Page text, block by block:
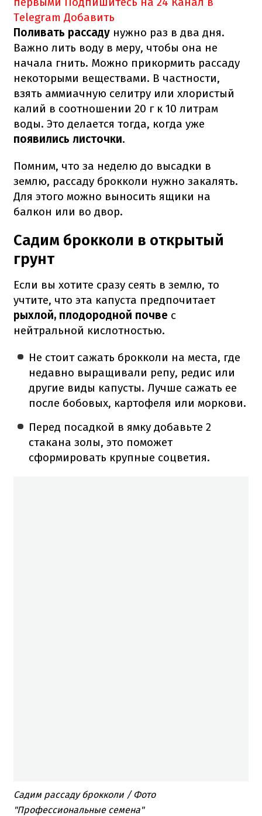
Telegram Добавить
Поливать рассаду нужно раз в два дня.
Важно лить воду в меру, чтобы она не
начала гнить. Можно прикормить рассаду
некоторыми веществами. В частности,
взять аммиачную селитру или хлористый
калий в соотношении 20 г к 10 литрам
воды. Это делается тогда, когда уже
появились листочки.
Помним, что за неделю до высадки в
землю, рассаду брокколи нужно закалять.
Для этого можно выносить ящики на
балкон или во двор.
Садим брокколи в открытый
грунт
Если вы хотите сразу сеять в землю, то
учтите, что эта капуста предпочитает
рыхлой, плодородной почве с
нейтральной кислотностью.
Не стоит сажать брокколи на места, где
недавно выращивали репу, редис или
другие виды капусты. Лучше сажать ее
после бобовых, картофеля или моркови.
Перед посадкой в ямку добавьте 2
стакана золы, это поможет
сформировать крупные соцветия.
Садим рассаду брокколи / Фото
"Профессиональные семена"